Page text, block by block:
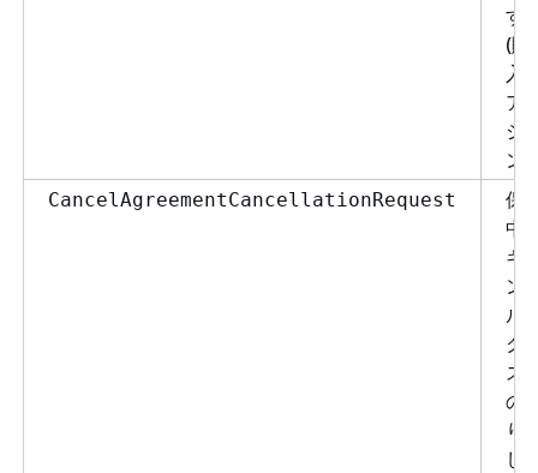
す
(購
入
ア
シ
ン)
CancelAgreementCancellationRequest
保
中
キ
ン
ル
ク
ス
の
り
し